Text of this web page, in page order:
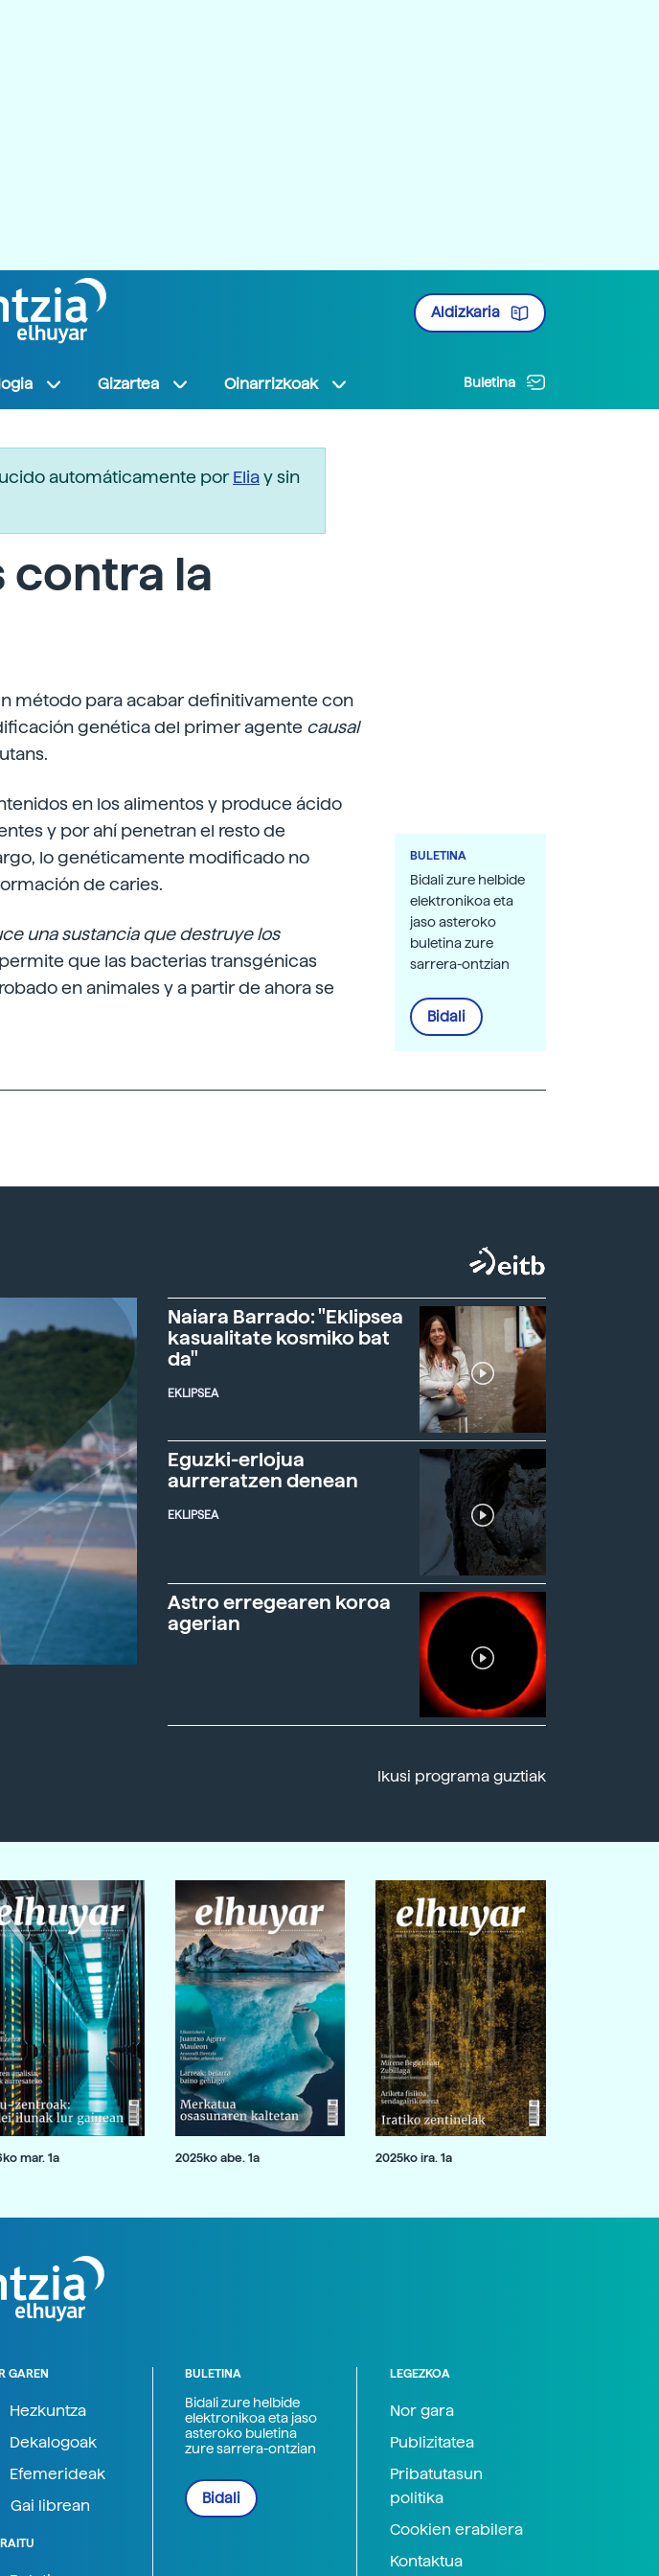
Aldizkaria
Gizartea Oinarrizkoak Buletina
automáticamente porEliay sin
contra la
método para acabar definitivamente con
genética del primer agente causal
en los alimentos y produce ácido
y por ahí penetran el resto de
lo genéticamente modificado no
de caries.
una sustancia que destruye los
que las bacterias transgénicas
en animales y a partir de ahora se
BULETINA
Bidali zure helbide
elektronikoa eta
jaso asteroko
buletina zure
sarrera-ontzian
Bidali
Naiara Barrado: "Eklipsea
kasualitate kosmiko bat
da"
EKLIPSEA
Eguzki-erlojua
aurreratzen denean
EKLIPSEA
Astro erregearen koroa
agerian
Ikusi programa guztiak
mar. 1a 2025ko abe. 1a 2025ko ira. 1a
GAREN
Hezkuntza
Dekalogoak
Efemerideak
Gai librean
BULETINA
Bidali zure helbide
elektronikoa eta jaso
asteroko buletina
zure sarrera-ontzian
Bidali
LEGEZKOA
Nor gara
Publizitatea
Pribatutasun
politika
Cookien erabilera
Kontaktua